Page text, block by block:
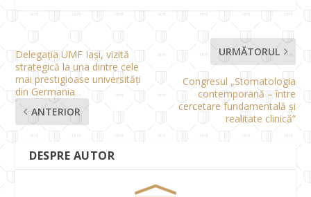
Delegația UMF Iași, vizită
strategică la una dintre cele
mai prestigioase universități
din Germania
ANTERIOR
URMĂTORUL
Congresul „Stomatologia
contemporană – între
cercetare fundamentală și
realitate clinică”
DESPRE AUTOR